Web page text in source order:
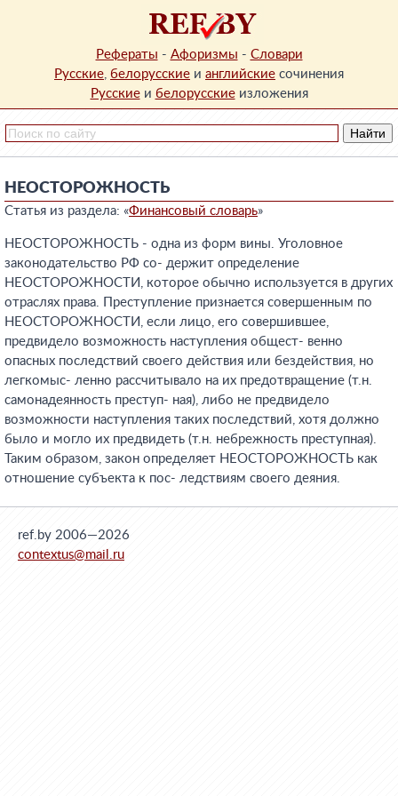
Рефераты - Афоризмы - Словари
Русские, белорусские и английские сочинения
Русскиеи белорусскиеизложения
НЕОСТОРОЖНОСТЬ
Статья из раздела: «Финансовый словарь»
НЕОСТОРОЖНОСТЬ - одна из форм вины. Уголовное
законодательство РФ со- держит определение
НЕОСТОРОЖНОСТИ, которое обычно используется в других
отраслях права. Преступление признается совершенным по
НЕОСТОРОЖНОСТИ, если лицо, его совершившее,
предвидело возможность наступления общест- венно
опасных последствий своего действия или бездействия, но
легкомыс- ленно рассчитывало на их предотвращение (т.н.
самонадеянность преступ- ная), либо не предвидело
возможности наступления таких последствий, хотя должно
было и могло их предвидеть (т.н. небрежность преступная).
Таким образом, закон определяет НЕОСТОРОЖНОСТЬ как
отношение субъекта к пос- ледствиям своего деяния.
ref.by 2006—2026
contextus@mail.ru